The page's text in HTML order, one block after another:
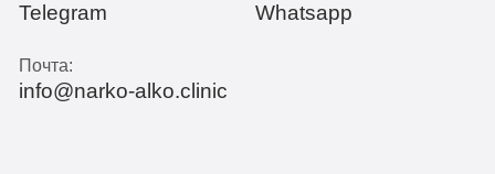
Telegram Whatsapp
Почта:
info@narko-alko.clinic